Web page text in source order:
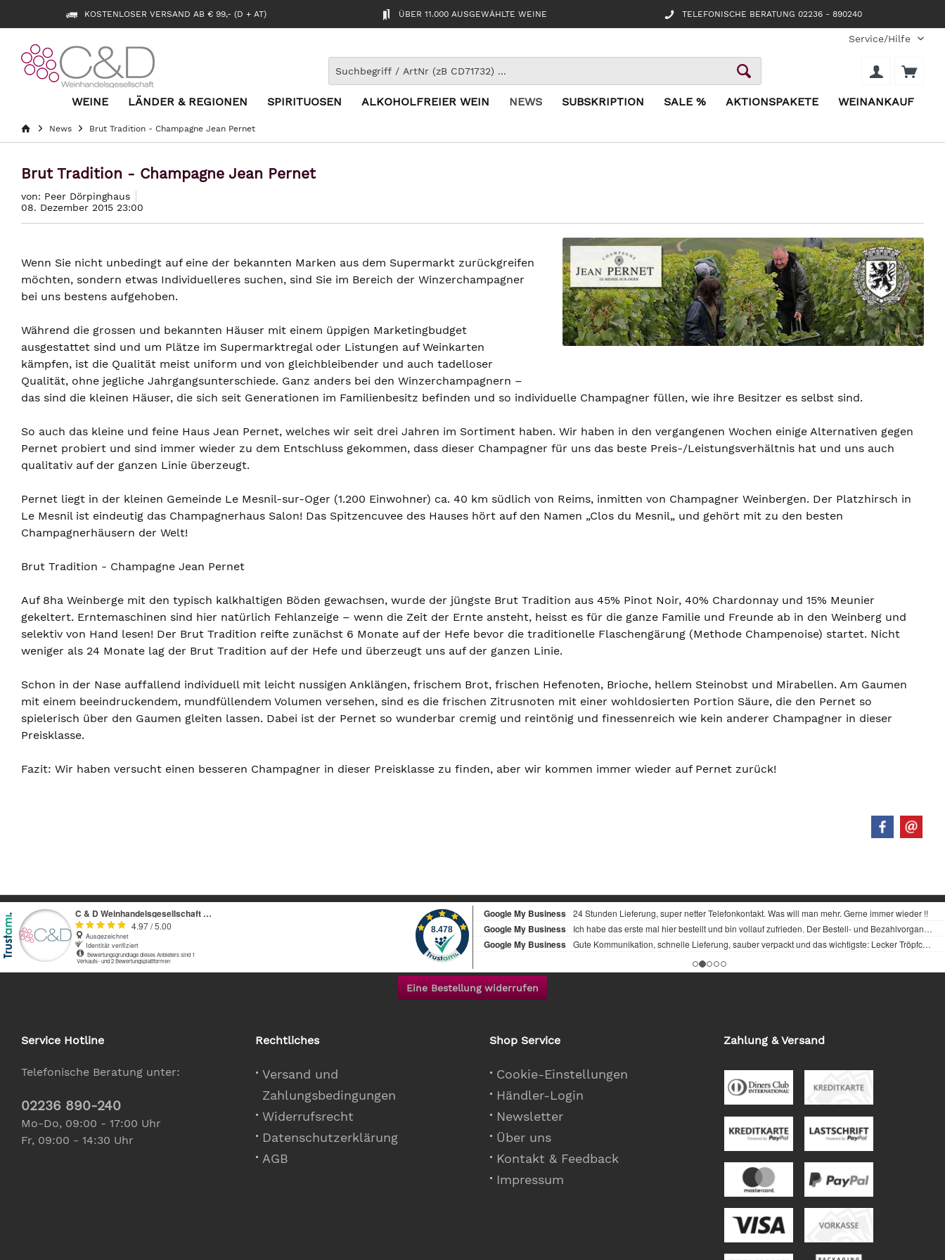
KOSTENLOSER VERSAND AB € 99,- (D + AT) ÜBER 11.000 AUSGEWÄHLTE WEINE TELEFONISCHE BERATUNG 02236 - 890240
Service/Hilfe
WEINE LÄNDER & REGIONEN SPIRITUOSEN ALKOHOLFREIER WEIN NEWS SUBSKRIPTION SALE % AKTIONSPAKETE WEINANKAUF
News Brut Tradition - Champagne Jean Pernet
Brut Tradition - Champagne Jean Pernet
von: Peer Dörpinghaus
08. Dezember 2015 23:00
Wenn Sie nicht unbedingt auf eine der bekannten Marken aus dem Supermarkt zurückgreifen
möchten, sondern etwas Individuelleres suchen, sind Sie im Bereich der Winzerchampagner
bei uns bestens aufgehoben.
Während die grossen und bekannten Häuser mit einem üppigen Marketingbudget
ausgestattet sind und um Plätze im Supermarktregal oder Listungen auf Weinkarten
kämpfen, ist die Qualität meist uniform und von gleichbleibender und auch tadelloser
Qualität, ohne jegliche Jahrgangsunterschiede. Ganz anders bei den Winzerchampagnern –
das sind die kleinen Häuser, die sich seit Generationen im Familienbesitz befinden und so individuelle Champagner füllen, wie ihre Besitzer es selbst sind.
So auch das kleine und feine Haus Jean Pernet, welches wir seit drei Jahren im Sortiment haben. Wir haben in den vergangenen Wochen einige Alternativen gegen
Pernet probiert und sind immer wieder zu dem Entschluss gekommen, dass dieser Champagner für uns das beste Preis-/Leistungsverhältnis hat und uns auch
qualitativ auf der ganzen Linie überzeugt.
Pernet liegt in der kleinen Gemeinde Le Mesnil-sur-Oger (1.200 Einwohner) ca. 40 km südlich von Reims, inmitten von Champagner Weinbergen. Der Platzhirsch in
Le Mesnil ist eindeutig das Champagnerhaus Salon! Das Spitzencuvee des Hauses hört auf den Namen „Clos du Mesnil„ und gehört mit zu den besten
Champagnerhäusern der Welt!
Brut Tradition - Champagne Jean Pernet
Auf 8ha Weinberge mit den typisch kalkhaltigen Böden gewachsen, wurde der jüngste Brut Tradition aus 45% Pinot Noir, 40% Chardonnay und 15% Meunier
gekeltert. Erntemaschinen sind hier natürlich Fehlanzeige – wenn die Zeit der Ernte ansteht, heisst es für die ganze Familie und Freunde ab in den Weinberg und
selektiv von Hand lesen! Der Brut Tradition reifte zunächst 6 Monate auf der Hefe bevor die traditionelle Flaschengärung (Methode Champenoise) startet. Nicht
weniger als 24 Monate lag der Brut Tradition auf der Hefe und überzeugt uns auf der ganzen Linie.
Schon in der Nase auffallend individuell mit leicht nussigen Anklängen, frischem Brot, frischen Hefenoten, Brioche, hellem Steinobst und Mirabellen. Am Gaumen
mit einem beeindruckendem, mundfüllendem Volumen versehen, sind es die frischen Zitrusnoten mit einer wohldosierten Portion Säure, die den Pernet so
spielerisch über den Gaumen gleiten lassen. Dabei ist der Pernet so wunderbar cremig und reintönig und finessenreich wie kein anderer Champagner in dieser
Preisklasse.
Fazit: Wir haben versucht einen besseren Champagner in dieser Preisklasse zu finden, aber wir kommen immer wieder auf Pernet zurück!
Eine Bestellung widerrufen
Service Hotline
Telefonische Beratung unter:
02236 890-240
Mo-Do, 09:00 - 17:00 Uhr
Fr, 09:00 - 14:30 Uhr
Rechtliches
Versand und
Zahlungsbedingungen
Widerrufsrecht
Datenschutzerklärung
AGB
Shop Service
Cookie-Einstellungen
Händler-Login
Newsletter
Über uns
Kontakt & Feedback
Impressum
Zahlung & Versand